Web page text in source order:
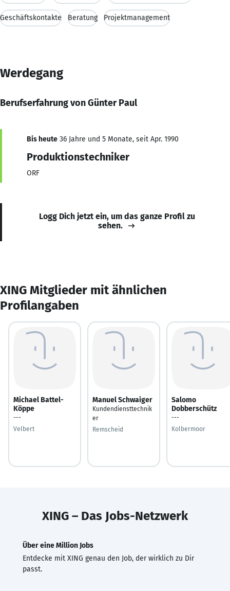
Geschäftskontakte Beratung Projektmanagement
Werdegang
Berufserfahrung von Günter Paul
Bis heute 36 Jahre und 5 Monate, seit Apr. 1990
Produktionstechniker
ORF
Logg Dich jetzt ein, um das ganze Profil zu
sehen.
XING Mitglieder mit ähnlichen
Profilangaben
Michael Battel-
Köppe
---
Velbert
Manuel Schwaiger
Kundendiensttechnik
er
Remscheid
Salomo
Dobberschütz
---
Kolbermoor
XING – Das Jobs-Netzwerk
Über eine Million Jobs
Entdecke mit XING genau den Job, der wirklich zu Dir
passt.